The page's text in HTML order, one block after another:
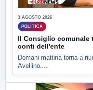
3 AGOSTO 2026
POLITICA
Il Consiglio
conti dell'ente
Domani mattina torna a
Avellino....